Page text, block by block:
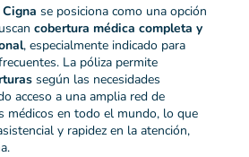
se posiciona como una opción
cobertura médica completa y
, especialmente indicado para
La póliza permite
según las necesidades
acceso a una amplia red de
médicos en todo el mundo, lo que
y rapidez en la atención,